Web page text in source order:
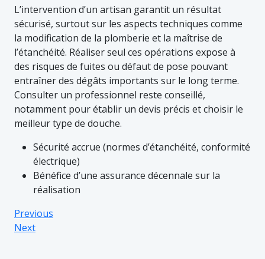
L’intervention d’un artisan garantit un résultat
sécurisé, surtout sur les aspects techniques comme
la modification de la plomberie et la maîtrise de
l’étanchéité. Réaliser seul ces opérations expose à
des risques de fuites ou défaut de pose pouvant
entraîner des dégâts importants sur le long terme.
Consulter un professionnel reste conseillé,
notamment pour établir un devis précis et choisir le
meilleur type de douche.
Sécurité accrue (normes d’étanchéité, conformité
électrique)
Bénéfice d’une assurance décennale sur la
réalisation
Previous
Next